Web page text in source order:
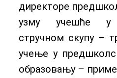
директоре
узму учешће у
стручном скупу –
учење у
образовању –